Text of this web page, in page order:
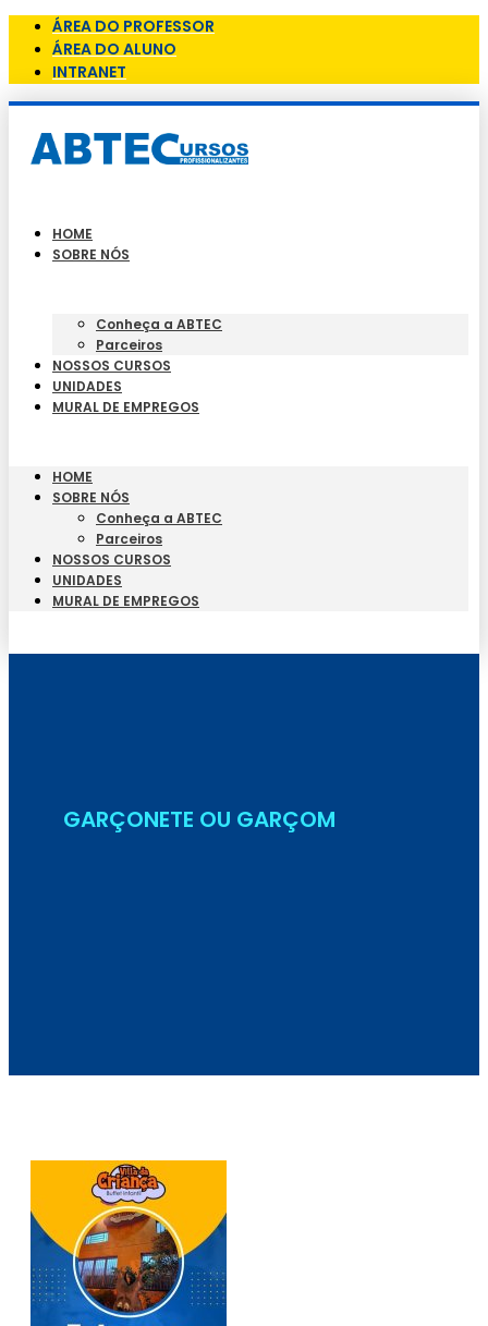
ÁREA DO PROFESSOR
ÁREA DO ALUNO
INTRANET
HOME
SOBRE NÓS
Conheça a ABTEC
Parceiros
NOSSOS CURSOS
UNIDADES
MURAL DE EMPREGOS
HOME
SOBRE NÓS
Conheça a ABTEC
Parceiros
NOSSOS CURSOS
UNIDADES
MURAL DE EMPREGOS
GARÇONETE OU GARÇOM